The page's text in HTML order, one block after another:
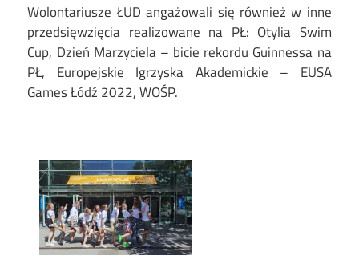
Wolontariusze ŁUD angażowali się również w inne
przedsięwzięcia realizowane na PŁ: Otylia Swim
Cup, Dzień Marzyciela – bicie rekordu Guinnessa na
PŁ, Europejskie Igrzyska Akademickie – EUSA
Games Łódź 2022, WOŚP.
Image